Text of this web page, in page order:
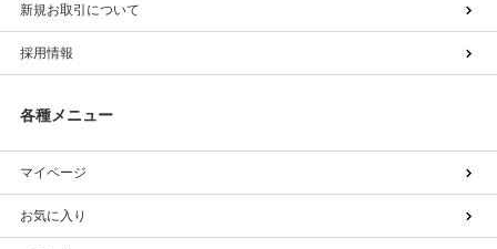
新規お取引について
採用情報
各種メニュー
マイページ
お気に入り